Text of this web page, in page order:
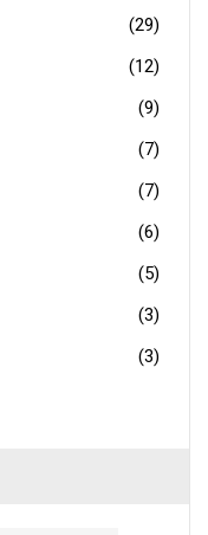
(29)
(12)
(9)
(7)
(7)
(6)
(5)
(3)
(3)